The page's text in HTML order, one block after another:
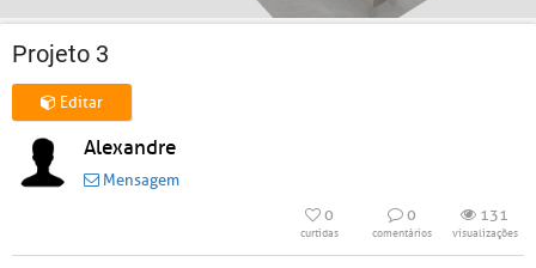
Projeto 3
Editar
Alexandre
Mensagem
0
curtidas
0
comentários
131
visualizações